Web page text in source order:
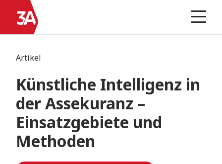
content
Homepage
Artikel
Künstliche Intelligenz in
der Assekuranz –
Einsatzgebiete und
Methoden